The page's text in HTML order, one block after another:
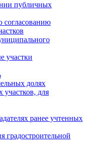
публичных
согласованию
участки
долях
для
ранее учтенных
градостроительной